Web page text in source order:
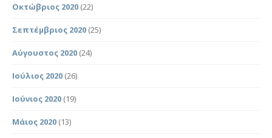
Οκτώβριος 2020 (22)
Σεπτέμβριος 2020 (25)
Αύγουστος 2020 (24)
Ιούλιος 2020 (26)
Ιούνιος 2020 (19)
Μάιος 2020 (13)